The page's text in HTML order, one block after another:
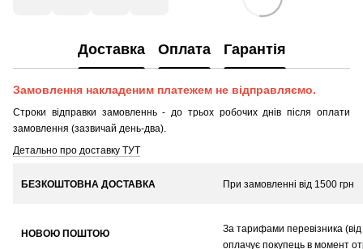
Доставка Оплата Гарантія
Замовлення накладеним платежем не відправляємо.
Строки відправки замовленнь - до трьох робочих днів після оплати
замовлення (зазвичай день-два).
Детально про доставку ТУТ
БЕЗКОШТОВНА ДОСТАВКА При замовленні від 1500 грн
НОВОЮ ПОШТОЮ
За тарифами перевізника (від
оплачує покупець в момент